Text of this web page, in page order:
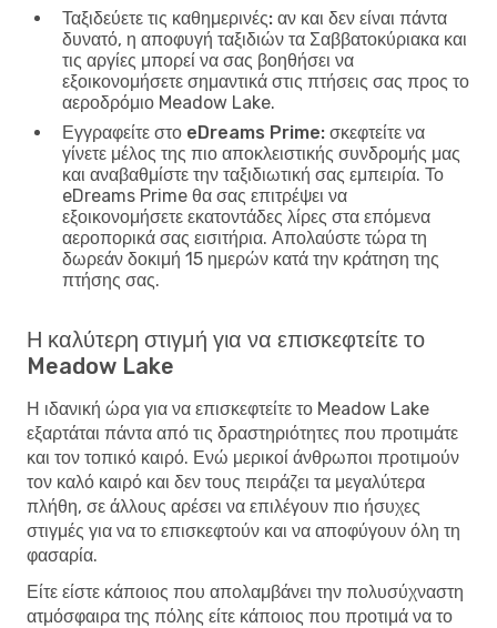
Ταξιδεύετε τις καθημερινές: αν και δεν είναι πάντα
δυνατό, η αποφυγή ταξιδιών τα Σαββατοκύριακα και
τις αργίες μπορεί να σας βοηθήσει να
εξοικονομήσετε σημαντικά στις πτήσεις σας προς το
αεροδρόμιο Meadow Lake.
Εγγραφείτε στο eDreams Prime: σκεφτείτε να
γίνετε μέλος της πιο αποκλειστικής συνδρομής μας
και αναβαθμίστε την ταξιδιωτική σας εμπειρία. Το
eDreams Prime θα σας επιτρέψει να
εξοικονομήσετε εκατοντάδες λίρες στα επόμενα
αεροπορικά σας εισιτήρια. Απολαύστε τώρα τη
δωρεάν δοκιμή 15 ημερών κατά την κράτηση της
πτήσης σας.
Η καλύτερη στιγμή για να επισκεφτείτε το
Meadow Lake
Η ιδανική ώρα για να επισκεφτείτε το Meadow Lake
εξαρτάται πάντα από τις δραστηριότητες που προτιμάτε
και τον τοπικό καιρό. Ενώ μερικοί άνθρωποι προτιμούν
τον καλό καιρό και δεν τους πειράζει τα μεγαλύτερα
πλήθη, σε άλλους αρέσει να επιλέγουν πιο ήσυχες
στιγμές για να το επισκεφτούν και να αποφύγουν όλη τη
φασαρία.
Είτε είστε κάποιος που απολαμβάνει την πολυσύχναστη
ατμόσφαιρα της πόλης είτε κάποιος που προτιμά να το